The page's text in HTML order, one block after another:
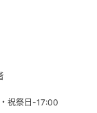
祝祭日-17:00